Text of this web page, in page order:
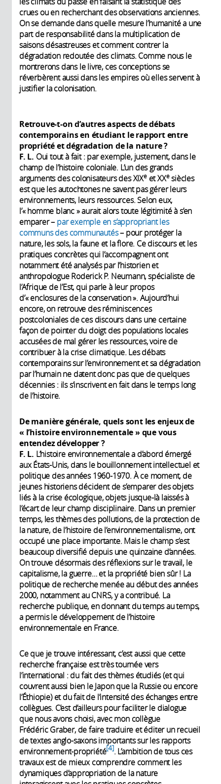
crues ou en recherchant des observations anciennes.
On se demande dans quelle mesure l’humanité a une
part de responsabilité dans la multiplication de
saisons désastreuses et comment contrer la
dégradation redoutée des climats. Comme nous le
montrerons dans le livre, ces conceptions se
réverbèrent aussi dans les empires où elles servent à
justifier la colonisation.
Retrouve-t-on d’autres aspects de débats
contemporains en étudiant le rapport entre
propriété et dégradation de la nature ?
F. L. Oui tout à fait : par exemple, justement, dans le
champ de l’histoire coloniale. L’un des grands
arguments des colonisateurs des XIXeet XXesiècles
est que les autochtones ne savent pas gérer leurs
environnements, leurs ressources. Selon eux,
l’« homme blanc » aurait alors toute légitimité à s’en
emparer – par exemple en s’appropriant les
communs des communautés– pour protéger la
nature, les sols, la faune et la flore. Ce discours et les
pratiques concrètes qui l’accompagnent ont
notamment été analysés par l’historien et
anthropologue Roderick P. Neumann, spécialiste de
l’Afrique de l’Est, qui parle à leur propos
d’« enclosures de la conservation ». Aujourd’hui
encore, on retrouve des réminiscences
postcoloniales de ces discours dans une certaine
façon de pointer du doigt des populations locales
accusées de mal gérer les ressources, voire de
contribuer à la crise climatique. Les débats
contemporains sur l’environnement et sa dégradation
par l’humain ne datent donc pas que de quelques
décennies : ils s’inscrivent en fait dans le temps long
de l’histoire.
De manière générale, quels sont les enjeux de
« l’histoire environnementale » que vous
entendez développer ?
F. L. L’histoire environnementale a d’abord émergé
aux États-Unis, dans le bouillonnement intellectuel et
politique des années 1960-1970. À ce moment, de
jeunes historiens décident de s’emparer des objets
liés à la crise écologique, objets jusque-là laissés à
l’écart de leur champ disciplinaire. Dans un premier
temps, les thèmes des pollutions, de la protection de
la nature, de l’histoire de l’environnementalisme, ont
occupé une place importante. Mais le champ s’est
beaucoup diversifié depuis une quinzaine d’années.
On trouve désormais des réflexions sur le travail, le
capitalisme, la guerre… et la propriété bien sûr ! La
politique de recherche menée au début des années
2000, notamment au CNRS, y a contribué. La
recherche publique, en donnant du temps au temps,
a permis le développement de l’histoire
environnementale en France.
Ce que je trouve intéressant, c’est aussi que cette
recherche française est très tournée vers
l’international : du fait des thèmes étudiés (et qui
couvrent aussi bien le Japon que la Russie ou encore
l’Éthiopie) et du fait de l’intensité des échanges entre
collègues. C’est d’ailleurs pour faciliter le dialogue
que nous avons choisi, avec mon collègue
Frédéric Graber, de faire traduire et éditer un recueil
de textes anglo-saxons importants sur les rapports
environnement-propriété 4 . L’ambition de tous ces
travaux est de mieux comprendre comment les
dynamiques d’appropriation de la nature